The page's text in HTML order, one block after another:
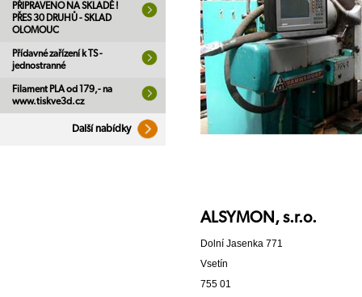
PŘIPRAVENO NA SKLADĚ !
PŘES 30 DRUHŮ - SKLAD
OLOMOUC
Přídavné zařízení k TS -
jednostranné
Filament PLA od 179,- na
www.tiskve3d.cz
Další nabídky
ALSYMON, s.r.o.
Dolní Jasenka 771
Vsetín
755 01